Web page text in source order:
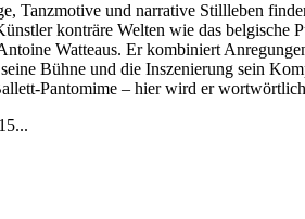
Tanzmotive und narrative Stillleben
konträre Welten wie das belgische
Watteaus. ⁠Er kombiniert
Bühne und die Inszenierung sein
Pantomime – hier wird er